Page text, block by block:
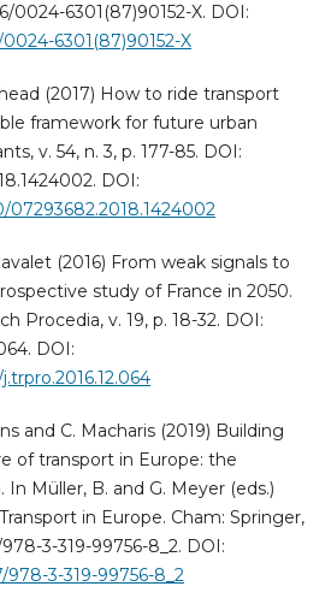
0024-6301(87)90152-X. DOI:
6301(87)90152-X
(2017) How to ride transport
framework for future urban
v. 54, n. 3, p. 177-85. DOI:
DOI:
(2016) From weak signals to
study of France in 2050.
Procedia, v. 19, p. 18-32. DOI:
DOI:
and C. Macharis (2019) Building
of transport in Europe: the
Müller, B. and G. Meyer (eds.)
in Europe. Cham: Springer,
3-319-99756-8_2. DOI:
3-319-99756-8_2